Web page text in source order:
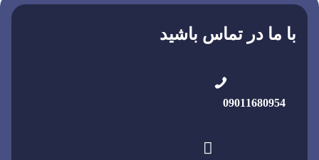
با ما در تماس باشید
09011680954